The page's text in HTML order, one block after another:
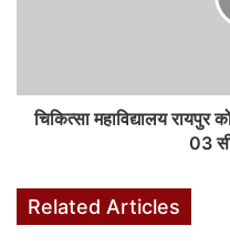
एम.सी.एच. सर्जिकल ऑन्कोलॉजी
कैंसर के मरीजों को उन्नत शल्य
चिकित्सा स्नातकोत्तर विद्यार्थियों
मिलेंगे।
चिकित्सा महाविद्यालय
03
Related Articles